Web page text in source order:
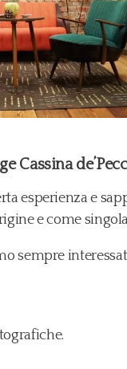
Cassina
esperienza e
e come
sempre